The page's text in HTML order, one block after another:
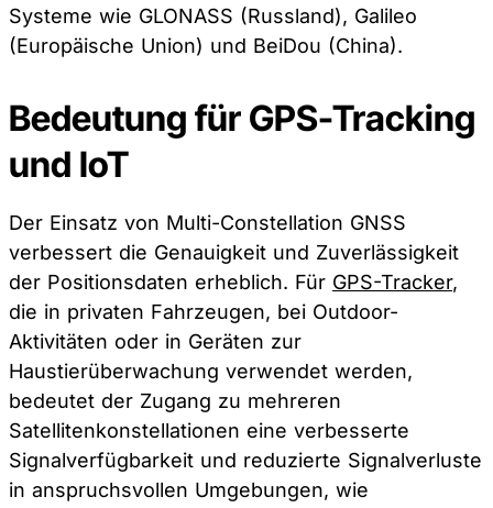
Systeme wie GLONASS (Russland), Galileo
(Europäische Union) und BeiDou (China).
Bedeutung für GPS-Tracking
und IoT
Der Einsatz von Multi-Constellation GNSS
verbessert die Genauigkeit und Zuverlässigkeit
der Positionsdaten erheblich. Für GPS-Tracker,
die in privaten Fahrzeugen, bei Outdoor-
Aktivitäten oder in Geräten zur
Haustierüberwachung verwendet werden,
bedeutet der Zugang zu mehreren
Satellitenkonstellationen eine verbesserte
Signalverfügbarkeit und reduzierte Signalverluste
in anspruchsvollen Umgebungen, wie